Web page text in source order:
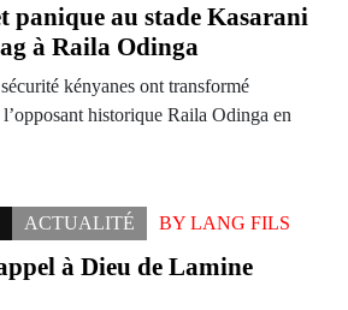
panique au stade Kasarani
à Raila Odinga
kényanes ont transformé
historique Raila Odinga en
ACTUALITÉ BY LANG FILS
à Dieu de Lamine